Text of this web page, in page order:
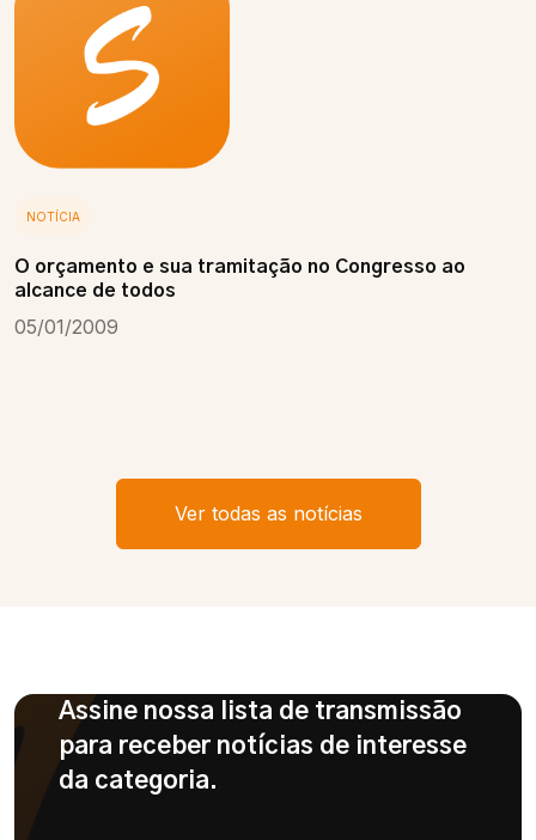
NOTÍCIA
O orçamento e sua tramitação no Congresso ao
alcance de todos
05/01/2009
Ver todas as notícias
Assine nossa lista de transmissão
para receber notícias de interesse
da categoria.